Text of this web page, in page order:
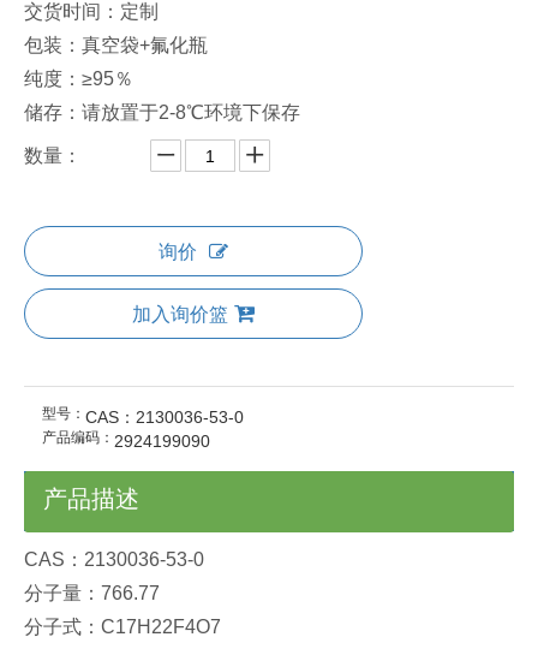
交货时间：定制
包装：真空袋+氟化瓶
纯度：≥95％
储存：请放置于2-8℃环境下保存
数量：
询价
加入询价篮
型号： CAS：2130036-53-0
产品编码： 2924199090
产品描述
CAS：2130036-53-0
分子量：766.77
分子式：C17H22F4O7